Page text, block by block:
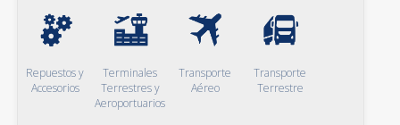
Repuestos y
Accesorios
Terminales
Terrestres y
Aeroportuarios
Transporte
Aéreo
Transporte
Terrestre